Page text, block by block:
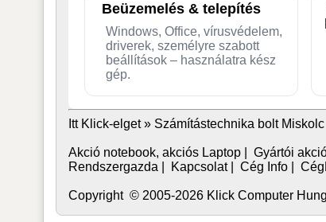
Beüzemelés & telepítés
Windows, Office, vírusvédelem,
driverek, személyre szabott
beállítások – használatra kész
gép.
Itt Klick-elget » Számítástechnika bolt Miskolc
Akció notebook, akciós Laptop| Gyártói
Rendszergazda
Kapcsolat| Cég Info|
Copyright © 2005-2026 Klick Computer